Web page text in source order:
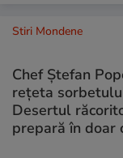
Stiri Mondene
Chef Ștefan
rețeta
Desertul
prepară în doar